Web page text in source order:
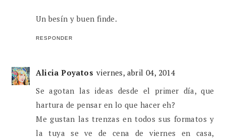
Un besín y buen finde.
RESPONDER
Alicia Poyatos viernes, abril 04, 2014
Se agotan las ideas desde el primer día, que
hartura de pensar en lo que hacer eh?
Me gustan las trenzas en todos sus formatos y
la tuya se ve de cena de viernes en casa,